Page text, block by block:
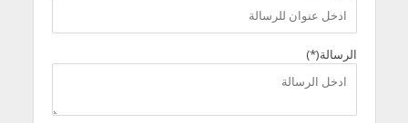
الرسالة(*)